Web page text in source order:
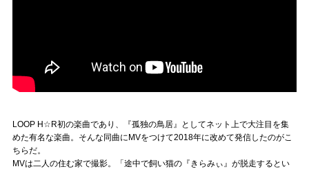
LOOP H☆R初の楽曲であり、『孤独の鳥居』としてネット上で大注目を集
めた有名な楽曲。そんな同曲にMVをつけて2018年に改めて発信したのがこ
ちらだ。
MVは二人の住む家で撮影。「途中で飼い猫の『きらみぃ』が脱走するとい